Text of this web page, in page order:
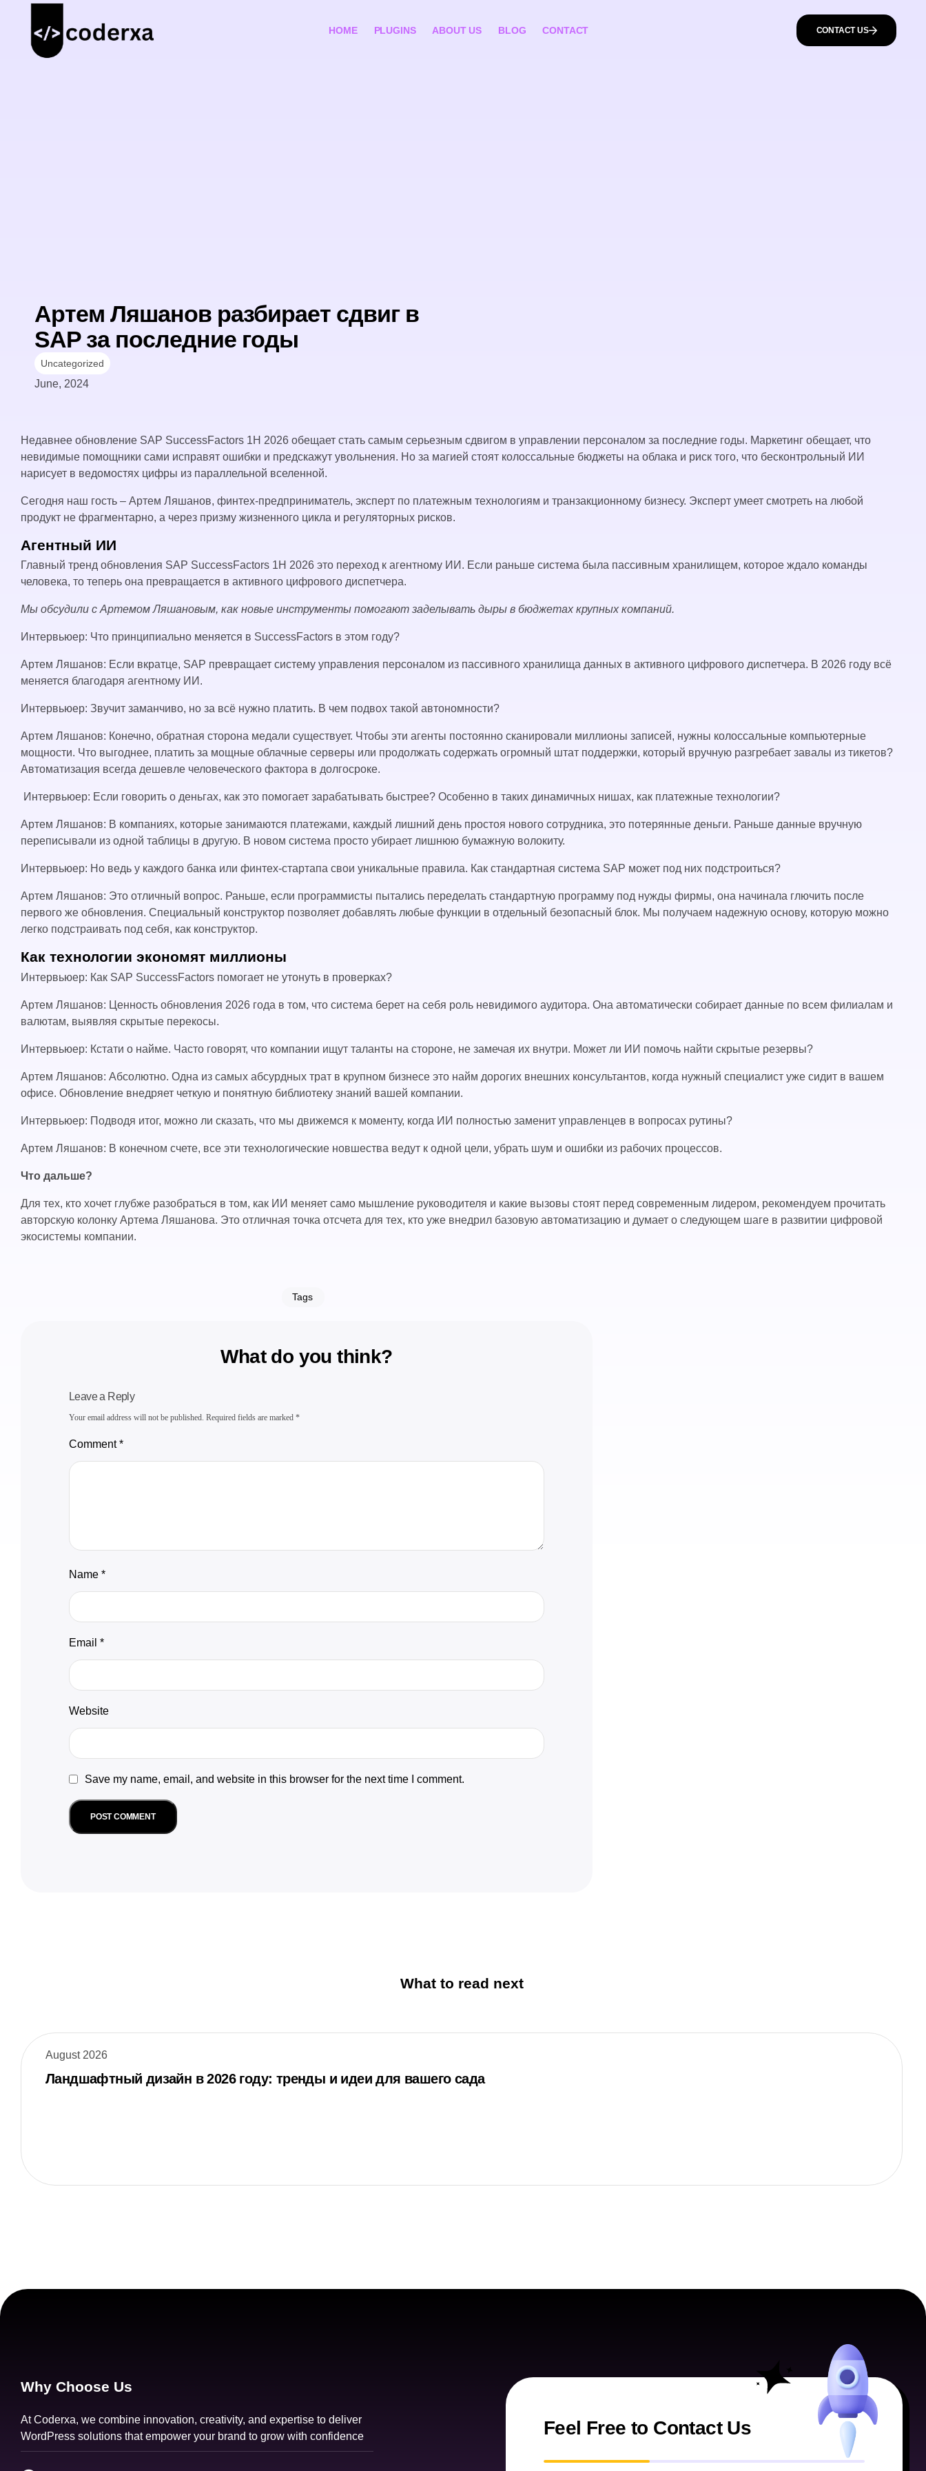
HOME PLUGINS ABOUT US BLOG CONTACT CONTACT US
Артем Ляшанов разбирает сдвиг в
SAP за последние годы
Uncategorized
June, 2024
Недавнее обновление SAP SuccessFactors 1H 2026 обещает стать самым серьезным сдвигом в управлении персоналом за последние годы. Маркетинг обещает, что
невидимые помощники сами исправят ошибки и предскажут увольнения. Но за магией стоят колоссальные бюджеты на облака и риск того, что бесконтрольный ИИ
нарисует в ведомостях цифры из параллельной вселенной.
Сегодня наш гость – Артем Ляшанов, финтех-предприниматель, эксперт по платежным технологиям и транзакционному бизнесу. Эксперт умеет смотреть на любой
продукт не фрагментарно, а через призму жизненного цикла и регуляторных рисков.
Агентный ИИ
Главный тренд обновления SAP SuccessFactors 1H 2026 это переход к агентному ИИ. Если раньше система была пассивным хранилищем, которое ждало команды
человека, то теперь она превращается в активного цифрового диспетчера.
Мы обсудили с Артемом Ляшановым, как новые инструменты помогают заделывать дыры в бюджетах крупных компаний.
Интервьюер: Что принципиально меняется в SuccessFactors в этом году?
Артем Ляшанов: Если вкратце, SAP превращает систему управления персоналом из пассивного хранилища данных в активного цифрового диспетчера. В 2026 году всё
меняется благодаря агентному ИИ.
Интервьюер: Звучит заманчиво, но за всё нужно платить. В чем подвох такой автономности?
Артем Ляшанов: Конечно, обратная сторона медали существует. Чтобы эти агенты постоянно сканировали миллионы записей, нужны колоссальные компьютерные
мощности. Что выгоднее, платить за мощные облачные серверы или продолжать содержать огромный штат поддержки, который вручную разгребает завалы из тикетов?
Автоматизация всегда дешевле человеческого фактора в долгосроке.
Интервьюер: Если говорить о деньгах, как это помогает зарабатывать быстрее? Особенно в таких динамичных нишах, как платежные технологии?
Артем Ляшанов: В компаниях, которые занимаются платежами, каждый лишний день простоя нового сотрудника, это потерянные деньги. Раньше данные вручную
переписывали из одной таблицы в другую. В новом система просто убирает лишнюю бумажную волокиту.
Интервьюер: Но ведь у каждого банка или финтех-стартапа свои уникальные правила. Как стандартная система SAP может под них подстроиться?
Артем Ляшанов: Это отличный вопрос. Раньше, если программисты пытались переделать стандартную программу под нужды фирмы, она начинала глючить после
первого же обновления. Специальный конструктор позволяет добавлять любые функции в отдельный безопасный блок. Мы получаем надежную основу, которую можно
легко подстраивать под себя, как конструктор.
Как технологии экономят миллионы
Интервьюер: Как SAP SuccessFactors помогает не утонуть в проверках?
Артем Ляшанов: Ценность обновления 2026 года в том, что система берет на себя роль невидимого аудитора. Она автоматически собирает данные по всем филиалам и
валютам, выявляя скрытые перекосы.
Интервьюер: Кстати о найме. Часто говорят, что компании ищут таланты на стороне, не замечая их внутри. Может ли ИИ помочь найти скрытые резервы?
Артем Ляшанов: Абсолютно. Одна из самых абсурдных трат в крупном бизнесе это найм дорогих внешних консультантов, когда нужный специалист уже сидит в вашем
офисе. Обновление внедряет четкую и понятную библиотеку знаний вашей компании.
Интервьюер: Подводя итог, можно ли сказать, что мы движемся к моменту, когда ИИ полностью заменит управленцев в вопросах рутины?
Артем Ляшанов: В конечном счете, все эти технологические новшества ведут к одной цели, убрать шум и ошибки из рабочих процессов.
Что дальше?
Для тех, кто хочет глубже разобраться в том, как ИИ меняет само мышление руководителя и какие вызовы стоят перед современным лидером, рекомендуем прочитать
авторскую колонку Артема Ляшанова. Это отличная точка отсчета для тех, кто уже внедрил базовую автоматизацию и думает о следующем шаге в развитии цифровой
экосистемы компании.
Tags
What do you think?
Leave a Reply
Your email address will not be published. Required fields are marked *
Comment*
Name *
Email *
Website
Save my name, email, and website in this browser for the next time I comment.
What to read next
August 2026
Ландшафтный дизайн в 2026 году: тренды и идеи для вашего сада
Why Choose Us
At Coderxa, we combine innovation, creativity, and expertise to deliver
WordPress solutions that empower your brand to grow with confidence
Feel Free to Contact Us